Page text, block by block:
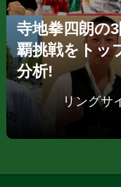
寺地拳四朗の
覇挑戦をトッ
分析!
リングサ